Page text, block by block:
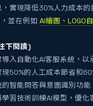
實現降低30%人力成本
並在例如 AI繪圖、LOGO
下閱讀)
入自動化AI客服系統，
50%的人工成本節省和
智能問答與意圖識別功
習技術訓練AI模型，優化